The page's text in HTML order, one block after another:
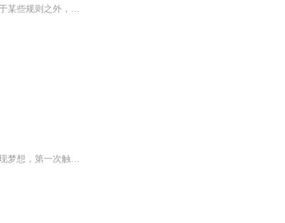
【内容简介】万物分为五行，乃万物组成，而五行并非能够完全囊括一切，而总有一些东西是超脱于某些规则之外，比如说天雷，生于火而超脱于火，不受五行控制，超脱于五行之外，而天下间，能够得到天雷之力的人少之又少，传闻中，第一个手持天雷之下镇压血巫...
【内容简介】距离高考还剩四个月，渡过除夕和生日这一天后，怀揣翱翔蓝天梦想的周海，突然发现梦想，第一次触手可及。这是一位天之骄子的故事，更是一个苍穹之巅的传奇。睥睨天下的战鹰，凝聚于身的白色音爆云，还有属于那一份人类自古以来的飞行之梦。一...